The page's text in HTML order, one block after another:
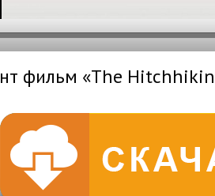
фильм «The